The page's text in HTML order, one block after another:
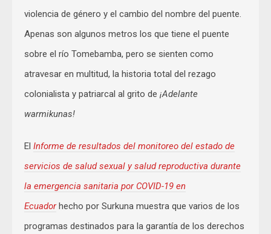
violencia de género y el cambio del nombre del puente.
Apenas son algunos metros los que tiene el puente
sobre el río Tomebamba, pero se sienten como
atravesar en multitud, la historia total del rezago
colonialista y patriarcal al grito de ¡Adelante
warmikunas!
El Informe de resultados del monitoreo del estado de
servicios de salud sexual y salud reproductiva durante
la emergencia sanitaria por COVID-19 en
Ecuadorhecho por Surkuna muestra que varios de los
programas destinados para la garantía de los derechos